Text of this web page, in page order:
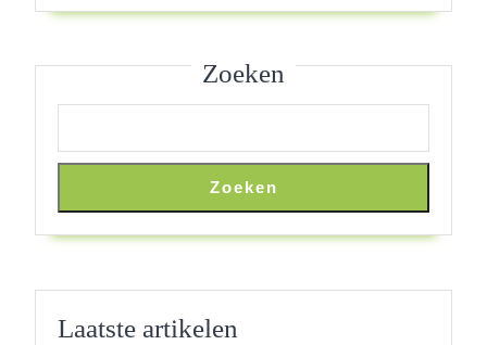
Schatten?
Zoeken
Zoeken
Laatste artikelen